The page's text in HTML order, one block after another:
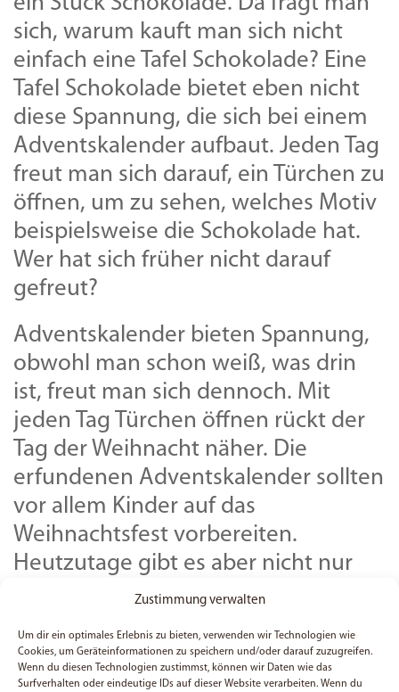
Zustimmung verwalten
Um dir ein optimales Erlebnis zu bieten, verwenden wir Technologien wie
Cookies, um Geräteinformationen zu speichern und/oder darauf zuzugreifen.
Wenn du diesen Technologien zustimmst, können wir Daten wie das
Surfverhalten oder eindeutige IDs auf dieser Website verarbeiten. Wenn du
sich, warum kauft man sich nicht
einfach eine Tafel Schokolade? Eine
Tafel Schokolade bietet eben nicht
diese Spannung, die sich bei einem
Adventskalender aufbaut. Jeden Tag
freut man sich darauf, ein Türchen zu
öffnen, um zu sehen, welches Motiv
beispielsweise die Schokolade hat.
Wer hat sich früher nicht darauf
gefreut?
Adventskalender bieten Spannung,
obwohl man schon weiß, was drin
ist, freut man sich dennoch. Mit
jeden Tag Türchen öffnen rückt der
Tag der Weihnacht näher. Die
erfundenen Adventskalender sollten
vor allem Kinder auf das
Weihnachtsfest vorbereiten.
Heutzutage gibt es aber nicht nur
die typischen Schokolade –
unzählige andere… zum Beispiel
dieser, in dem du dich gerade